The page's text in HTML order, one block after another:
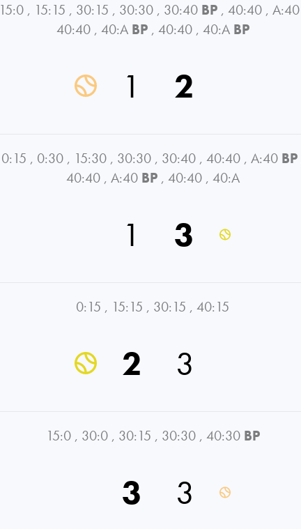
15:0 , 15:15 , 30:15 , 30:30 , 30:40 BP , 40:40 , A:40
40:40 , 40:A BP , 40:40 , 40:A BP
1 2
0:15 , 0:30 , 15:30 , 30:30 , 30:40 , 40:40 , A:40 BP
40:40 , A:40 BP , 40:40 , 40:A
1 3
0:15 , 15:15 , 30:15 , 40:15
2 3
15:0 , 30:0 , 30:15 , 30:30 , 40:30 BP
3 3